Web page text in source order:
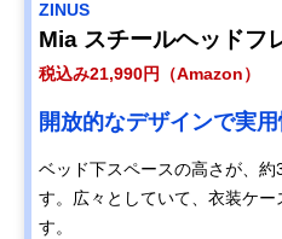
ZINUS
Mia スチールヘッドフ
税込み21,990円（Amazon）
開放的なデザインで実
ベッド下スペースの高さが、
す。広々としていて、衣装ケ
す。